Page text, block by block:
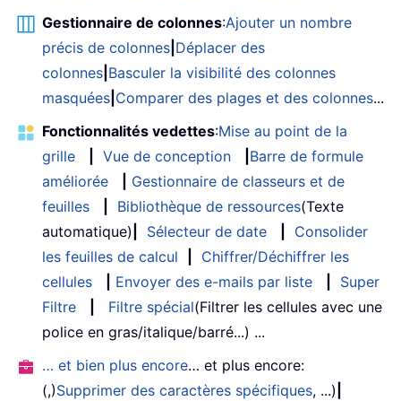
Gestionnaire de colonnes:Ajouter un nombre
précis de colonnes Déplacer des
colonnes Basculer la visibilité des colonnes
masquées Comparer des plages et des colonnes...
Fonctionnalités vedettes:Mise au point de la
grille
Vue de conception
Barre de formule
améliorée
Gestionnaire de classeurs et de
feuilles
Bibliothèque de ressources(Texte
automatique)
Sélecteur de date
Consolider
les feuilles de calcul
Chiffrer/Déchiffrer les
cellules
Envoyer des e-mails par liste
Super
Filtre
Filtre spécial(Filtrer les cellules avec une
police en gras/italique/barré...) ...
… et bien plus encore… et plus encore:
(,)Supprimer des caractères spécifiques, ...)